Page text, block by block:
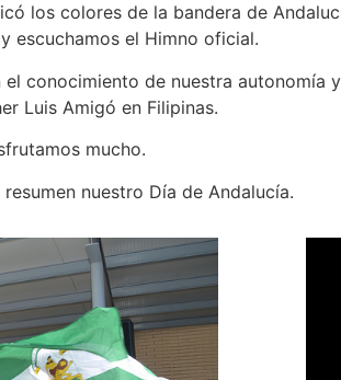
los colores de la bandera de
escuchamos el Himno oficial.
conocimiento de nuestra autonomía
Luis Amigó en Filipinas.
mucho.
nuestro Día de Andalucía.